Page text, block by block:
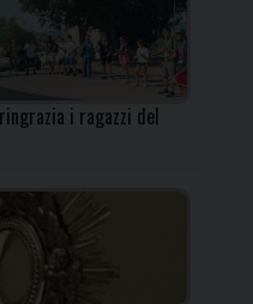
i ragazzi del